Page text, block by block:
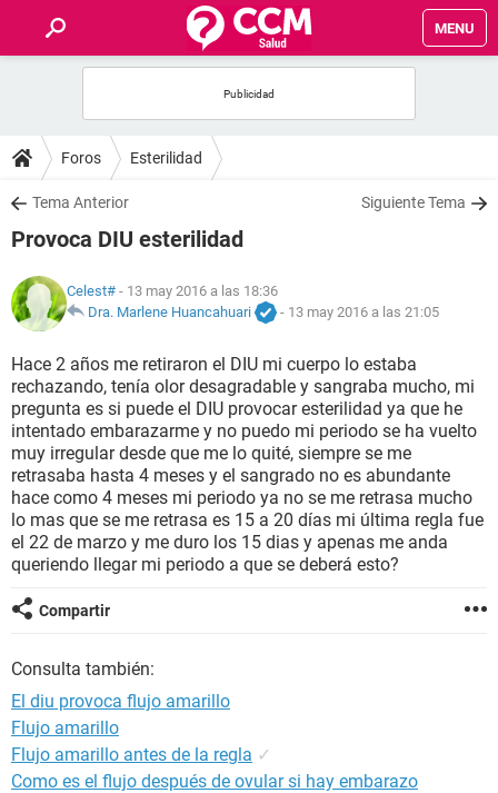
MENU
FOROS
SALUD
NUTRICIÓN
BIENESTAR
SEXUALIDAD
GLOSARIO
Foros Esterilidad
Tema Anterior Siguiente Tema
Provoca DIU esterilidad
Celest# - 13 may 2016 a las 18:36
Dra. Marlene Huancahuari
- 13 may 2016 a las 21:05
Hace 2 años me retiraron el DIU mi cuerpo lo estaba
rechazando, tenía olor desagradable y sangraba mucho, mi
pregunta es si puede el DIU provocar esterilidad ya que he
intentado embarazarme y no puedo mi periodo se ha vuelto
muy irregular desde que me lo quité, siempre se me
retrasaba hasta 4 meses y el sangrado no es abundante
hace como 4 meses mi periodo ya no se me retrasa mucho
lo mas que se me retrasa es 15 a 20 días mi última regla fue
el 22 de marzo y me duro los 15 dias y apenas me anda
queriendo llegar mi periodo a que se deberá esto?
Compartir
Consulta también:
El diu provoca flujo amarillo
Flujo amarillo
Flujo amarillo antes de la regla ✓
Como es el flujo después de ovular si hay embarazo